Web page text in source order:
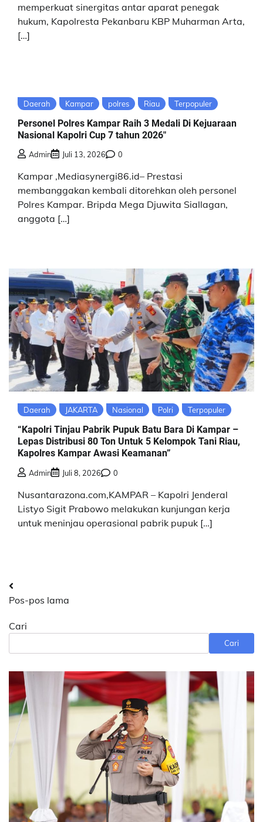
memperkuat sinergitas antar aparat penegak
hukum, Kapolresta Pekanbaru KBP Muharman Arta,
[…]
Daerah Kampar polres Riau Terpopuler
Personel Polres Kampar Raih 3 Medali Di Kejuaraan
Nasional Kapolri Cup 7 tahun 2026″
Admin Juli 13, 2026 0
Kampar ,Mediasynergi86.id– Prestasi
membanggakan kembali ditorehkan oleh personel
Polres Kampar. Bripda Mega Djuwita Siallagan,
anggota […]
Daerah JAKARTA Nasional Polri Terpopuler
“Kapolri Tinjau Pabrik Pupuk Batu Bara Di Kampar –
Lepas Distribusi 80 Ton Untuk 5 Kelompok Tani Riau,
Kapolres Kampar Awasi Keamanan”
Admin Juli 8, 2026 0
Nusantarazona.com,KAMPAR – Kapolri Jenderal
Listyo Sigit Prabowo melakukan kunjungan kerja
untuk meninjau operasional pabrik pupuk […]
Navigasi
pos
Pos-pos lama
Cari
Cari